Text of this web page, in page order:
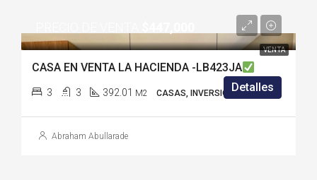
VENTA
CASA EN VENTA LA HACIENDA -LB423JA
3 3 392.01 M2 CASAS, INVERSIONISTAS
Detalles
Abraham Abullarade